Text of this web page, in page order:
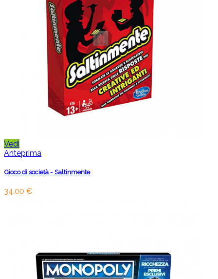
Vedi
Anteprima
Gioco di società - Saltinmente
34,00 €